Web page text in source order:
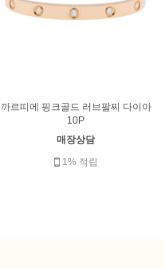
까르띠에 핑크골드 러브팔찌 다이아
10P
매장상담
1% 적립